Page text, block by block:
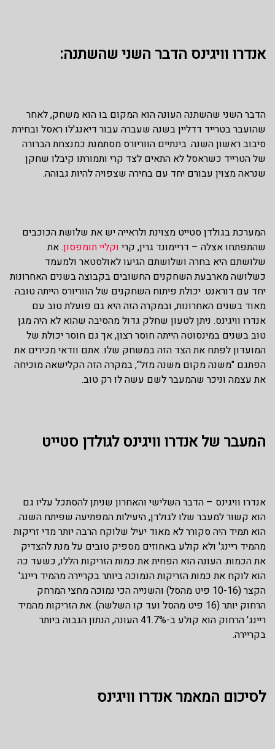
אנדרו וויגינס הדבר השני שהשתנה:
הדבר השני שהשתנה העונה הוא המקום בו הוא משחק, לאחר
שהועבר בטרייד דדליין בשנה שעברה עבור דיאנג'לו ראסל ובחירת
סיבוב ראשון השנה. בינתיים הווריורס מסתמנת כמנצחת הברורה
של הטרייד כשראסל לא התאים לצד קרי ותמורתו קיבלו שחקן
שנראה מצוין עבורם יחד עם בחירה שצפויה להיות גבוהה.
המערכת בגולדן סטייט מצוינת ולראייה יש את שלושת הכוכבים
שהתפתחו אצלה – דריימונד גרין, קרי וקליי תומפסון. את
שלושתם היא בחרה ושלושתם הגיעו לאולסטאר ולמעמד
כשלושה מארבעת השחקנים החשובים בקבוצה בשנים האחרונות
יחד עם דוראנט. יכולת פיתוח השחקנים של הווריורס הייתה טובה
מאוד בשנים האחרונות, ובמקרה הזה היא גם פועלת טוב עם
אנדרו וויגינס. ניתן לטעון שחלק גדול מהסיבה שהוא לא היה מגן
טוב בשנים במינסוטה הייתה חוסר רצון, אך גם חוסר יכולת של
המועדון לפתח את הצד הזה במשחק שלו. אתם וודאי מכירים את
הפתגם "משנה מקום משנה מזל", במקרה הזה הקלישאה מוכיחה
את עצמה וניכר שהמעבר לשם עשה לו רק טוב.
המעבר של אנדרו וויגינס לגולדן סטייט
אנדרו וויגינס – הדבר השלישי והאחרון שניתן להסתכל עליו גם
הוא קשור למעבר שלו לגולדן, היעילות המפתיעה שפיתח השנה.
הוא תמיד היה סקורר לא מאוד יעיל שלוקח הרבה יותר מדי זריקות
מהמיד ריינג' ולא קולע באחוזים מספיק טובים על מנת להצדיק
את הכמות. העונה הוא הפחית את כמות הזריקות הללו, כשעד כה
הוא לוקח את כמות הזריקות הנמוכה ביותר בקריירה מהמיד ריינג'
הקצר (10-16 פיט מהסל) והשנייה הכי נמוכה מחצי המרחק
הרחוק יותר (16 פיט מהסל ועד קו השלשה). את הזריקות מהמיד
ריינג' הרחוק הוא קולע ב-41.7% העונה, הנתון הגבוה ביותר
בקריירה.
לסיכום המאמר אנדרו וויגינס